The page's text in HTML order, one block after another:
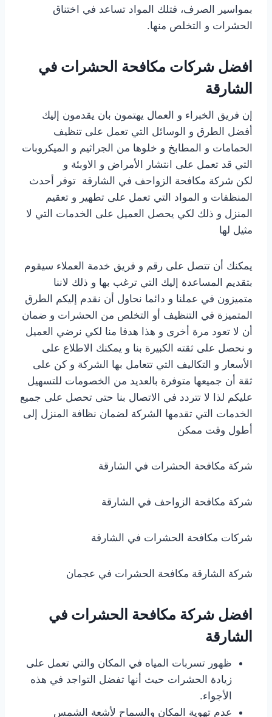
بمواسير الصرف، فتلك المواد تساعد في اختناق
الحشرات و التخلص منها.
افضل شركات مكافحة الحشرات في
الشارقة
إن فريق الخبراء و العمال يهتمون بان يقدمون إليك
أفضل الطرق و الوسائل التي تعمل على تنظيف
الحمامات و المطابخ و خلوها من الجراثيم و الميكروبات
التي قد تعمل على انتشار الأمراض و الاوبئة و
لكن شركة مكافحة الزواحف في الشارقة توفر أحدث
المنظفات و المواد التي تعمل على تطهير و تعقيم
المنزل و ذلك لكي يحصل العميل على الخدمات التي لا
مثيل لها
يمكنك أن تتصل على رقم و فريق خدمة العملاء سيقوم
بتقديم المساعدة إليك التي ترغب بها و ذلك لاننا
متميزون في عملنا و دائما نحاول أن نقدم إليكم الطرق
المتميزة في التنظيف أو التخلص من الحشرات و ضمان
أن لا تعود مرة أخرى و هذا هدفا منا لكي نرضي العميل
و نحصل على ثقته الكبيرة بنا و يمكنك الاطلاع على
الأسعار و التكاليف التي تتعامل بها الشركة و كن على
ثقة أن جميعها متوفرة بالعديد من الخصومات للتسهيل
عليكم لذا لا تتردد في الاتصال بنا حتى تحصل على جميع
الخدمات التي تقدمها الشركة لضمان نظافة المنزل إلى
أطول وقت ممكن
شركة مكافحة الحشرات في الشارقة
شركة مكافحة الزواحف في الشارقة
شركات مكافحة الحشرات في الشارقة
شركة الشارقة مكافحة الحشرات في عجمان
افضل شركة مكافحة الحشرات في
الشارقة
ظهور تسربات المياه في المكان والتي تعمل على
زيادة الحشرات حيث أنها تفضل التواجد في هذه
الأجواء.
عدم تهوية المكان والسماح لأشعة الشمس